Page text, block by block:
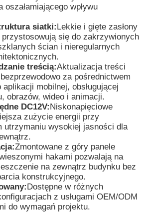
oszałamiającego wpływu
siatki:Lekkie i gięte zasłony
przystosowują się do zakrzywionych
ścian i nieregularnych
treścią:Aktualizacja treści
za pośrednictwem
aplikacji mobilnej, obsługującej
obrazów, wideo i animacji.
DC12V:Niskonapięciowe
zużycie energii przy
utrzymaniu wysokiej jasności dla
Zmontowane z góry panele
hakami pozwalają na
na zewnątrz budynku bez
konstrukcyjnego.
Dostępne w różnych
z usługami OEM/ODM
do wymagań projektu.